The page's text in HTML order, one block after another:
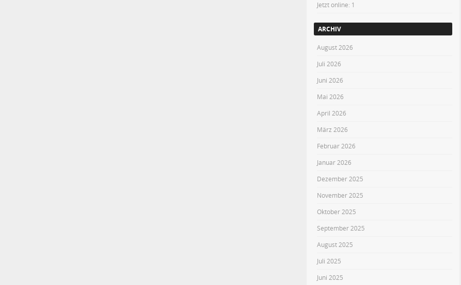
Jetzt online: 1
ARCHIV
August 2026
Juli 2026
Juni 2026
Mai 2026
April 2026
März 2026
Februar 2026
Januar 2026
Dezember 2025
November 2025
Oktober 2025
September 2025
August 2025
Juli 2025
Juni 2025